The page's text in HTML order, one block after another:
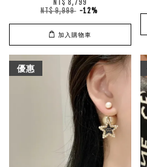
NT$ 8,799
NT$ 9,999 -12%
加入購物車
優惠